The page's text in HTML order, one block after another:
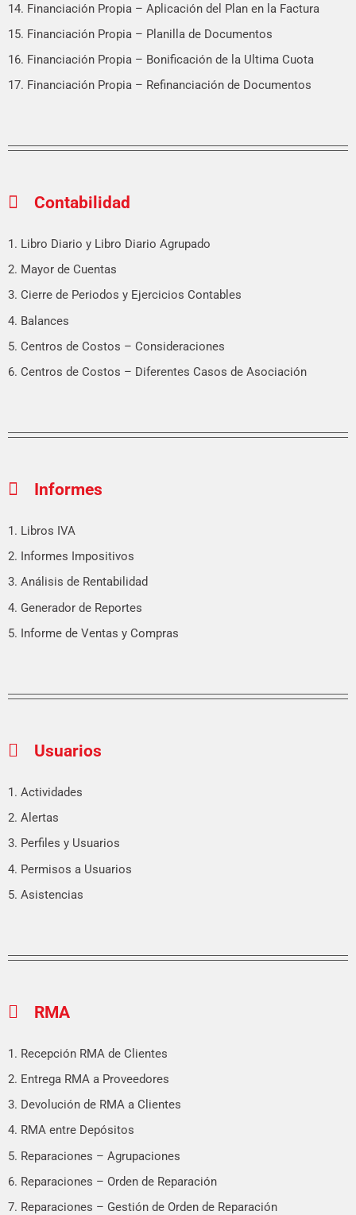
14. Financiación Propia – Aplicación del Plan en la Factura
15. Financiación Propia – Planilla de Documentos
16. Financiación Propia – Bonificación de la Ultima Cuota
17. Financiación Propia – Refinanciación de Documentos
Contabilidad
1. Libro Diario y Libro Diario Agrupado
2. Mayor de Cuentas
3. Cierre de Periodos y Ejercicios Contables
4. Balances
5. Centros de Costos – Consideraciones
6. Centros de Costos – Diferentes Casos de Asociación
Informes
1. Libros IVA
2. Informes Impositivos
3. Análisis de Rentabilidad
4. Generador de Reportes
5. Informe de Ventas y Compras
Usuarios
1. Actividades
2. Alertas
3. Perfiles y Usuarios
4. Permisos a Usuarios
5. Asistencias
RMA
1. Recepción RMA de Clientes
2. Entrega RMA a Proveedores
3. Devolución de RMA a Clientes
4. RMA entre Depósitos
5. Reparaciones – Agrupaciones
6. Reparaciones – Orden de Reparación
7. Reparaciones – Gestión de Orden de Reparación